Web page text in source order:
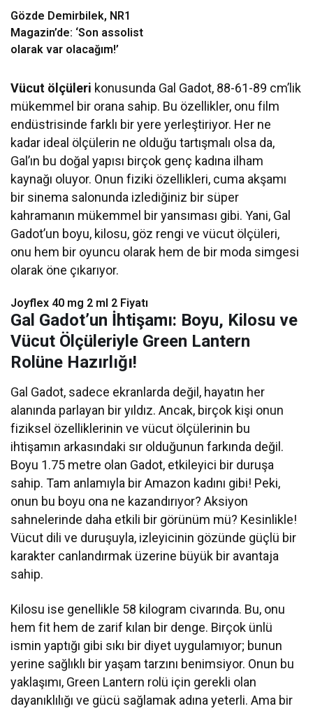
Gözde Demirbilek, NR1
Magazin’de: ‘Son assolist
olarak var olacağım!’
Vücut ölçüleri konusunda Gal Gadot, 88-61-89 cm’lik
mükemmel bir orana sahip. Bu özellikler, onu film
endüstrisinde farklı bir yere yerleştiriyor. Her ne
kadar ideal ölçülerin ne olduğu tartışmalı olsa da,
Gal’ın bu doğal yapısı birçok genç kadına ilham
kaynağı oluyor. Onun fiziki özellikleri, cuma akşamı
bir sinema salonunda izlediğiniz bir süper
kahramanın mükemmel bir yansıması gibi. Yani, Gal
Gadot’un boyu, kilosu, göz rengi ve vücut ölçüleri,
onu hem bir oyuncu olarak hem de bir moda simgesi
olarak öne çıkarıyor.
Joyflex 40 mg 2 ml 2 Fiyatı
Gal Gadot’un İhtişamı: Boyu, Kilosu ve
Vücut Ölçüleriyle Green Lantern
Rolüne Hazırlığı!
Gal Gadot, sadece ekranlarda değil, hayatın her
alanında parlayan bir yıldız. Ancak, birçok kişi onun
fiziksel özelliklerinin ve vücut ölçülerinin bu
ihtişamın arkasındaki sır olduğunun farkında değil.
Boyu 1.75 metre olan Gadot, etkileyici bir duruşa
sahip. Tam anlamıyla bir Amazon kadını gibi! Peki,
onun bu boyu ona ne kazandırıyor? Aksiyon
sahnelerinde daha etkili bir görünüm mü? Kesinlikle!
Vücut dili ve duruşuyla, izleyicinin gözünde güçlü bir
karakter canlandırmak üzerine büyük bir avantaja
sahip.
Kilosu ise genellikle 58 kilogram civarında. Bu, onu
hem fit hem de zarif kılan bir denge. Birçok ünlü
ismin yaptığı gibi sıkı bir diyet uygulamıyor; bunun
yerine sağlıklı bir yaşam tarzını benimsiyor. Onun bu
yaklaşımı, Green Lantern rolü için gerekli olan
dayanıklılığı ve gücü sağlamak adına yeterli. Ama bir